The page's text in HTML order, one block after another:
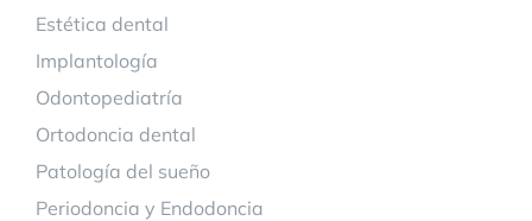
Estética dental
Implantología
Odontopediatría
Ortodoncia dental
Patología del sueño
Periodoncia y Endodoncia